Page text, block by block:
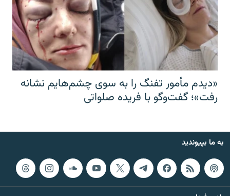
«دیدم مأمور تفنگ را به سوی چشم‌هایم نشانه
رفت»؛ گفت‌و‌گو با فریده صلواتی
به ما بپیوندید